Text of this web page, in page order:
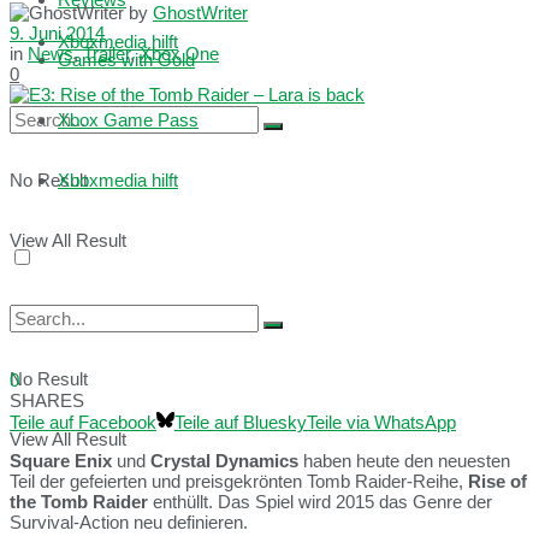
Xboxmedia hilft
No Result
View All Result
Games with Gold
Xbox Game Pass
Xboxmedia hilft
No Result
View All Result
by GhostWriter
9. Juni 2014
in News,Trailer,Xbox One
0
0
SHARES
Teile auf Facebook
Teile auf BlueskyTeile via WhatsApp
Square Enix und Crystal Dynamics haben heute den neuesten
Teil der gefeierten und preisgekrönten Tomb Raider-Reihe, Rise of
the Tomb Raider enthüllt. Das Spiel wird 2015 das Genre der
Survival-Action neu definieren.